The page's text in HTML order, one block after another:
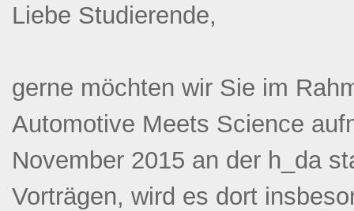
Liebe Studierende,
gerne möchten wir Sie im
Automotive Meets Science
November 2015 an der h_da
Vorträgen, wird es dort